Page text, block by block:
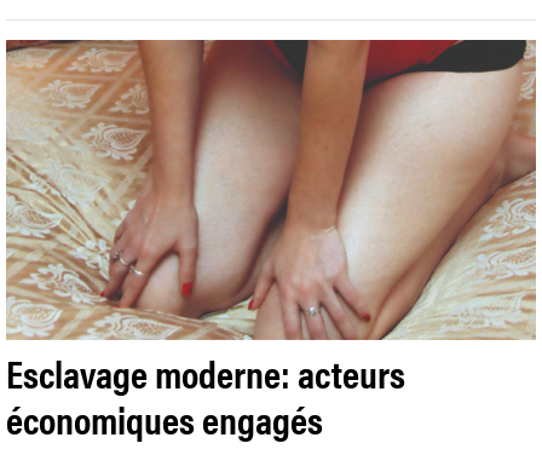
Esclavage moderne: acteurs
économiques engagés